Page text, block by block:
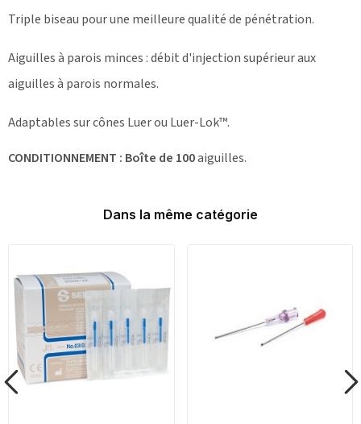
Triple biseau pour une meilleure qualité de pénétration.
Aiguilles à parois minces : débit d'injection supérieur aux
aiguilles à parois normales.
Adaptables sur cônes Luer ou Luer-Lok™.
CONDITIONNEMENT : Boîte de 100aiguilles.
Dans la même catégorie